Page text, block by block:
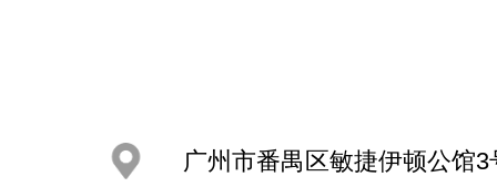
广州市番禺区敏捷伊顿公馆3